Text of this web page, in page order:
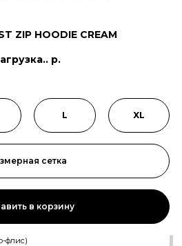
сетка
XL
L
ZIP HOODIE CREAM
р.
флис)
в корзину